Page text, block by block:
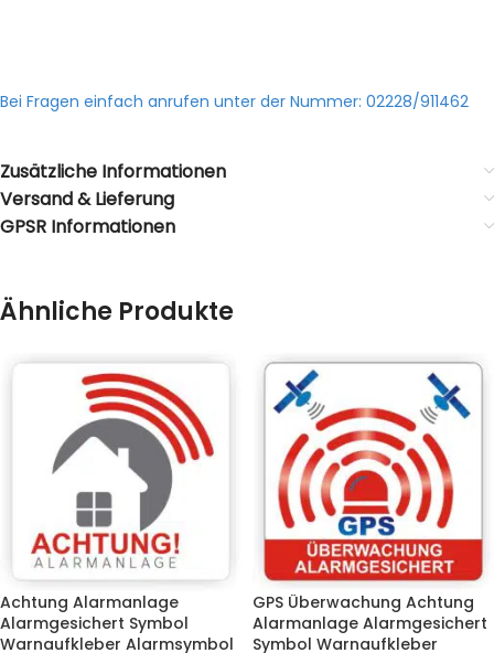
Bei Fragen einfach anrufen unter der Nummer: 02228/911462
Zusätzliche Informationen
Versand & Lieferung
GPSR Informationen
Ähnliche Produkte
Achtung Alarmanlage
Alarmgesichert Symbol
Warnaufkleber Alarmsymbol
GPS Überwachung Achtung
Alarmanlage Alarmgesichert
Symbol Warnaufkleber